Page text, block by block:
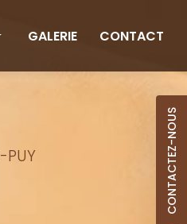
CONTACTEZ-NOUS
GALERIE CONTACT
PUY